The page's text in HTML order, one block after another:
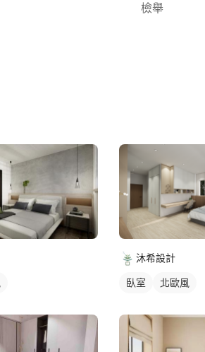
檢舉
沐希設計
臥室 北歐風